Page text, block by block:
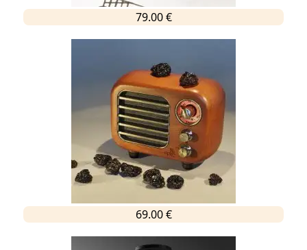
79.00 €
69.00 €